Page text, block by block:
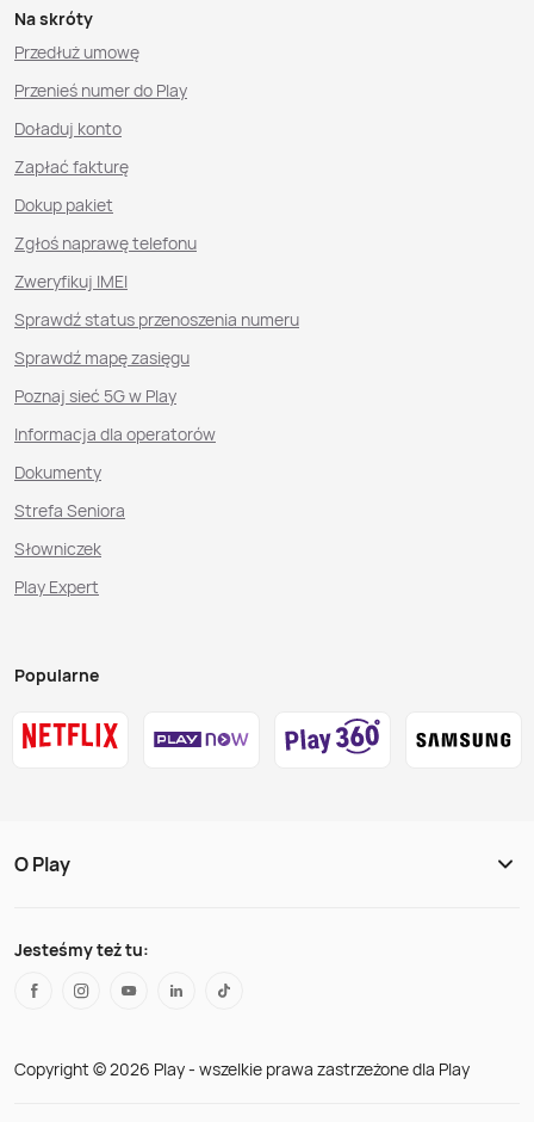
Na skróty
Przedłuż umowę
Przenieś numer do Play
Doładuj konto
Zapłać fakturę
Dokup pakiet
Zgłoś naprawę telefonu
Zweryfikuj IMEI
Sprawdź status przenoszenia numeru
Sprawdź mapę zasięgu
Poznaj sieć 5G w Play
Informacja dla operatorów
Dokumenty
Strefa Seniora
Słowniczek
Play Expert
Popularne
O Play
Jesteśmy też tu:
Copyright © 2026 Play - wszelkie prawa zastrzeżone dla Play